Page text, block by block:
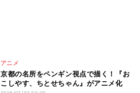
アニメ
京都の名所をペンギン視点で描く！『お
こしやす、ちとせちゃん』がアニメ化